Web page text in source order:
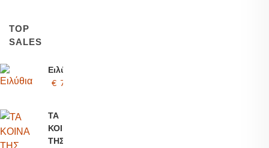
TOP
SALES
Ειλύθια
€ 7.46
ΤΑ
ΚΟΙΝΑ
ΤΗΣ